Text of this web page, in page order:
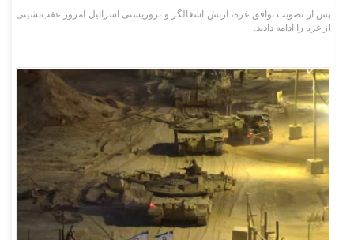
پس از تصویب توافق غزه، ارتش اشغالگر و تروریستی اسرائیل امروز عقب‌نشینی
از غزه‌ را ادامه دادند.